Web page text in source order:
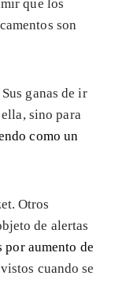
que los
son
ganas de ir
sino para
como un
Otros
de alertas
por aumento de
cuando se